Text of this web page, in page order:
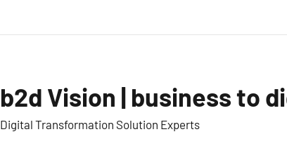
b2d Vision | business to
Digital Transformation Solution Experts